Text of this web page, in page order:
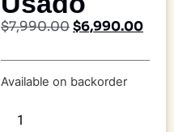
$7,990.00$6,990.00
Available on backorder